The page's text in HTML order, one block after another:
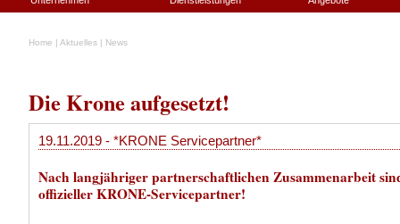
Home | Aktuelles | News
Die Krone aufgesetzt!
19.11.2019 - *KRONE Servicepartner*
Nach langjähriger partnerschaftlichen Zusammenarbeit
offizieller KRONE-Servicepartner!